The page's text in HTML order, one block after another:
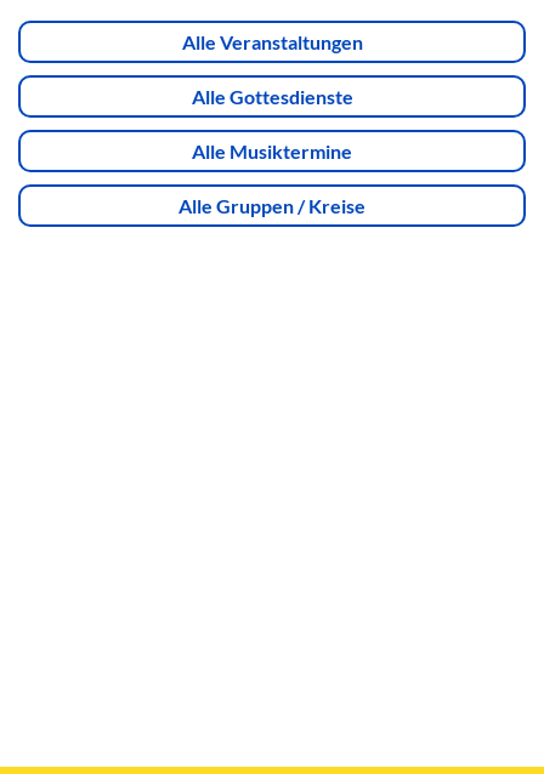
Alle Veranstaltungen
Alle Gottesdienste
Alle Musiktermine
Alle Gruppen / Kreise